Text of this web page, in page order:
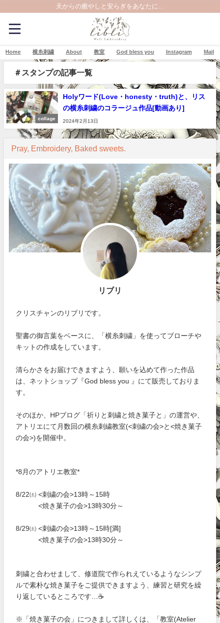
天からの癒やしと安らぎをあなたに…
Home 横糸刺繍 About 教室 God bless you Instagram Mail
＃スタンプの記事一覧
collage
Holyワード(Love・honesty・truth)と、リス
の横糸刺繍のコラージュ作品[動画あり]
2024年2月13日
Pray, Embroidery, Baked sweets.
リブリ
クリスチャンのリブリです。
聖書の御言葉をベースに、「横糸刺繍」を使ってブローチや
キットの作成をしています。
清らかさをお届けできますよう、願いを込めて作った作品
は、ネットショップ『God bless you 』にて販売しておりま
す。
そのほか、HPブログ「祈りと刺繍と焼き菓子と」の運営や、
アトリエにて月数回の横糸刺繍教室(<刺繍の会>と<焼き菓子
の会>)を開催中。
*8月のアトリエ教室*
8/22㈯ <刺繍の会>13時～15時
<焼き菓子の会>13時30分～
8/29㈯ <刺繍の会>13時～15時[満]
<焼き菓子の会>13時30分～
刺繍と合わせまして、修道院で作られえているようなシンプ
ルで素朴な焼き菓子をご提供できますよう、練習と研究を繰
り返しているところです…☕
※「焼き菓子の会」につきまして詳しくは、「教室(Atelier